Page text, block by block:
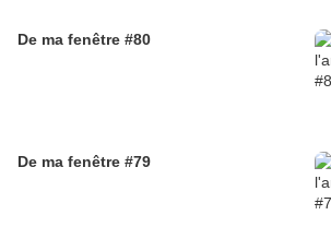
De ma fenêtre #80
De ma fenêtre #79